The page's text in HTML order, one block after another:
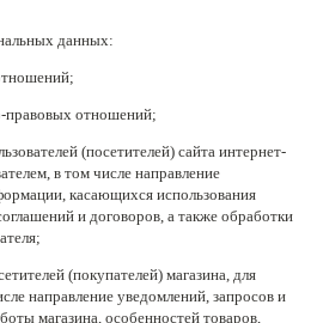
данных:
правовых отношений;
(посетителей) сайта интернет-
в том числе направление
касающихся использования
и договоров, а также обработки
(покупателей) магазина, для
направление уведомлений, запросов и
магазина, особенностей товаров,